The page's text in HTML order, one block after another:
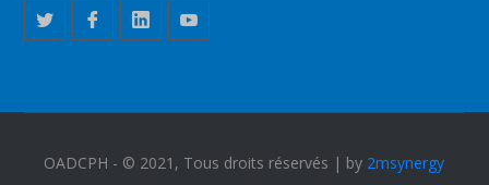
OADCPH - © 2021, Tous droits réservés | by 2msynergy